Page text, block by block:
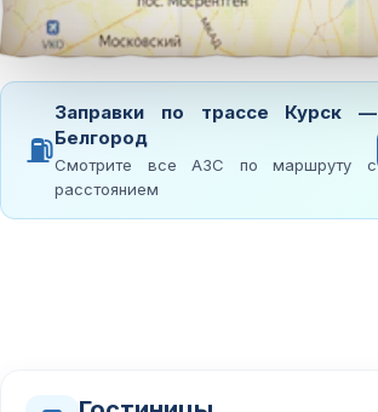
⛽
Заправки по трассе Курск —
Белгород
Смотрите все АЗС по маршруту с
расстоянием